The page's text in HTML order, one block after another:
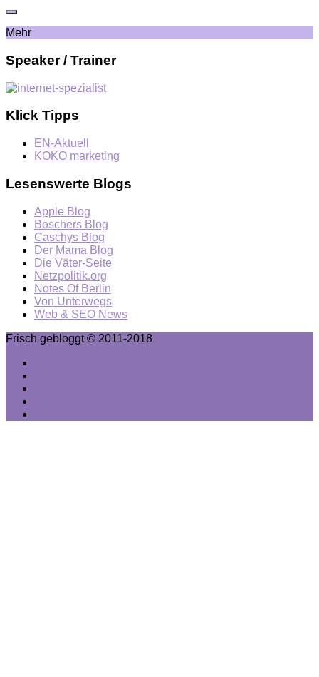
Mehr
Speaker / Trainer
Klick Tipps
EN-Aktuell
KOKO marketing
Lesenswerte Blogs
Apple Blog
Boschers Blog
Caschys Blog
Der Mama Blog
Die Väter-Seite
Netzpolitik.org
Notes Of Berlin
Von Unterwegs
Web & SEO News
Frisch gebloggt © 2011-2018